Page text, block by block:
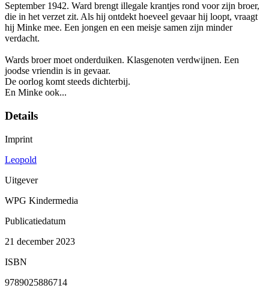
September 1942. Ward brengt illegale krantjes rond voor zijn broer,
die in het verzet zit. Als hij ontdekt hoeveel gevaar hij loopt, vraagt
hij Minke mee. Een jongen en een meisje samen zijn minder
verdacht.
Wards broer moet onderduiken. Klasgenoten verdwijnen. Een
joodse vriendin is in gevaar.
De oorlog komt steeds dichterbij.
En Minke ook...
Details
Imprint
Leopold
Uitgever
WPG Kindermedia
Publicatiedatum
21 december 2023
ISBN
9789025886714